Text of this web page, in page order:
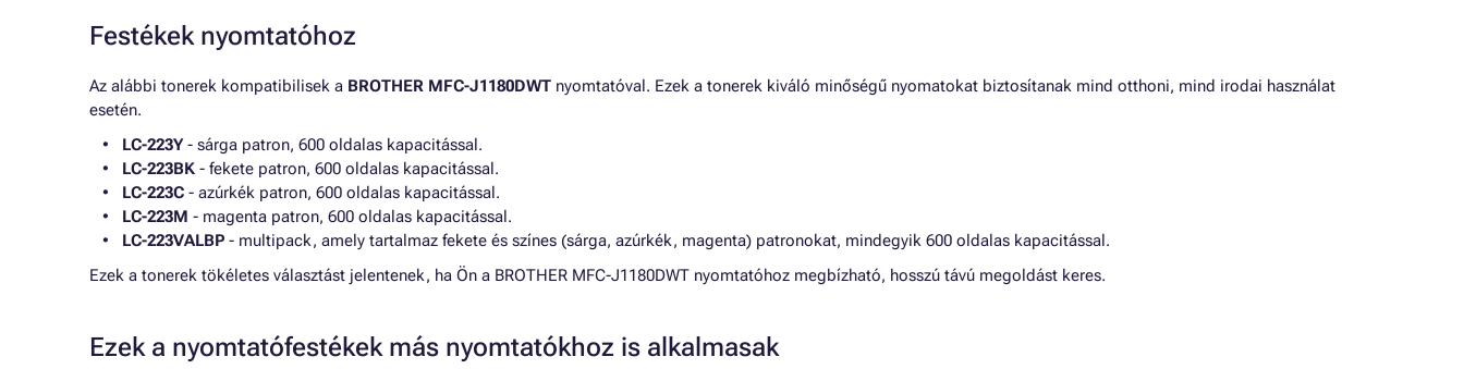
Festékek nyomtatóhoz
Az alábbi tonerek kompatibilisek a BROTHER MFC-J1180DWT nyomtatóval. Ezek a tonerek kiváló minőségű nyomatokat biztosítanak mind otthoni, mind irodai használat
esetén.
LC-223Y- sárga patron, 600 oldalas kapacitással.
LC-223BK - fekete patron, 600 oldalas kapacitással.
LC-223C - azúrkék patron, 600 oldalas kapacitással.
LC-223M - magenta patron, 600 oldalas kapacitással.
LC-223VALBP - multipack, amely tartalmaz fekete és színes (sárga, azúrkék, magenta) patronokat, mindegyik 600 oldalas kapacitással.
Ezek a tonerek tökéletes választást jelentenek, ha Ön a BROTHER MFC-J1180DWT nyomtatóhoz megbízható, hosszú távú megoldást keres.
Ezek a nyomtatófestékek más nyomtatókhoz is alkalmasak